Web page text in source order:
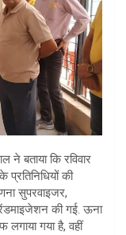
ने बताया कि रविवार
की
सुपरवाइजर,
की गई. ऊना
गया है, वहीं